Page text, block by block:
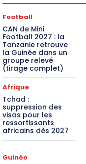
Football
CAN de Mini
Football 2027 : la
Tanzanie retrouve
la Guinée dans un
groupe relevé
(tirage complet)
Afrique
Tchad :
suppression des
visas pour les
ressortissants
africains dès 2027
Guinée